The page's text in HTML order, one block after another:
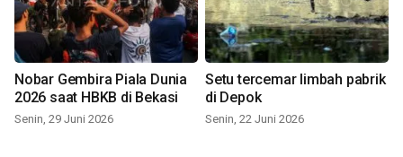
Nobar Gembira Piala Dunia
2026 saat HBKB di Bekasi
Senin, 29 Juni 2026
Setu tercemar limbah pabrik
di Depok
Senin, 22 Juni 2026